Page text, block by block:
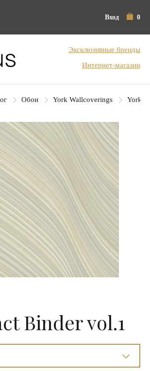
Вход 0
Эксклюзивные бренды
Интернет-магазин
Обои York Wallcoverings York
Binder vol.1